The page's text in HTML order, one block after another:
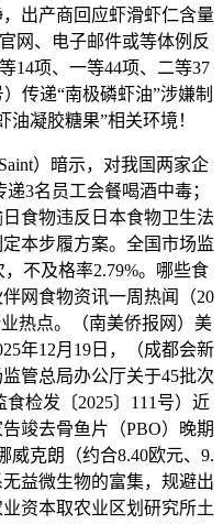
出产商回应虾滑虾仁含量
网、电子邮件或等体例反
14项、一等44项、二等37
传递“南极磷虾油”涉嫌制
凝胶糖果”相关环境！
）暗示，对我国两家企
3名员工会餐喝酒中毒；
日食物违反日本食物卫生法
本步履方案。全国市场监
不及格率2.79%。哪些食
网食物资讯一周热闻（20
热点。（南美侨报网）美
年12月19日，（成都会新
管总局办公厅关于45批次
检发〔2025〕111号）近
竣去骨鱼片（PBO）晚期
威克朗（约合8.40欧元、9.
益微生物的富集，规避出
资本取农业区划研究所土